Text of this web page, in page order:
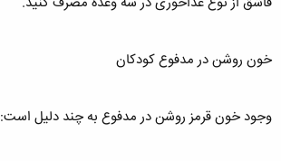
خون روشن در مدفوع کودکان
وجود خون قرمز روشن در مدفوع به چند دلیل است: